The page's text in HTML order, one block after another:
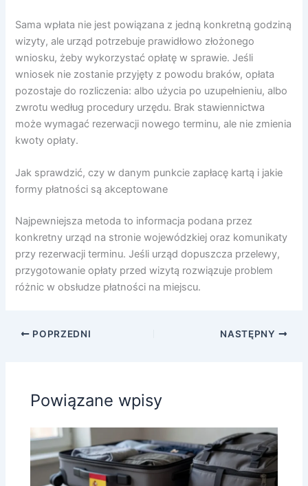
Sama wpłata nie jest powiązana z jedną konkretną godziną
wizyty, ale urząd potrzebuje prawidłowo złożonego
wniosku, żeby wykorzystać opłatę w sprawie. Jeśli
wniosek nie zostanie przyjęty z powodu braków, opłata
pozostaje do rozliczenia: albo użycia po uzupełnieniu, albo
zwrotu według procedury urzędu. Brak stawiennictwa
może wymagać rezerwacji nowego terminu, ale nie zmienia
kwoty opłaty.
Jak sprawdzić, czy w danym punkcie zapłacę kartą i jakie
formy płatności są akceptowane
Najpewniejsza metoda to informacja podana przez
konkretny urząd na stronie wojewódzkiej oraz komunikaty
przy rezerwacji terminu. Jeśli urząd dopuszcza przelewy,
przygotowanie opłaty przed wizytą rozwiązuje problem
różnic w obsłudze płatności na miejscu.
POPRZEDNI NASTĘPNY
Powiązane wpisy